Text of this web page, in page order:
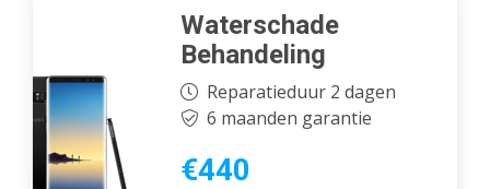
Waterschade
Behandeling
Reparatieduur 2 dagen
6 maanden garantie
€440